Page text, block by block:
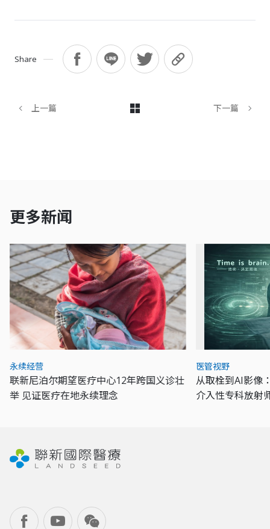
Share
上一篇 下一篇
更多新闻
永续经营
联新尼泊尔期望医疗中心12年跨国义诊壮
举 见证医疗在地永续理念
医管视野
从取栓到AI影像
介入性专科放射